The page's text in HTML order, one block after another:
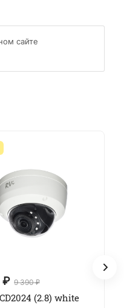
сайте
₽ 9 390 ₽
(2.8) white